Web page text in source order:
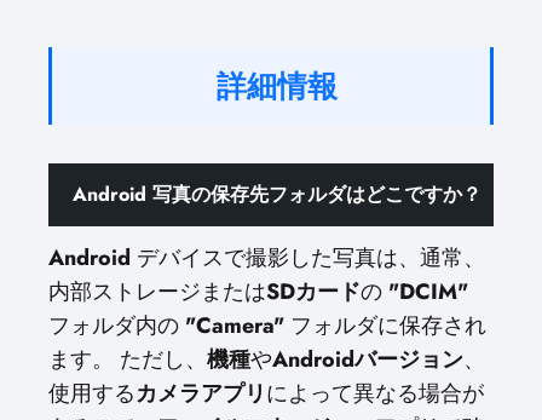
詳細情報
Android 写真の保存先フォルダはどこですか？
Android デバイスで撮影した写真は、通常、
内部ストレージまたはSDカードの "DCIM"
フォルダ内の "Camera" フォルダに保存され
ます。 ただし、 機種やAndroidバージョン、
使用するカメラアプリによって異なる場合が